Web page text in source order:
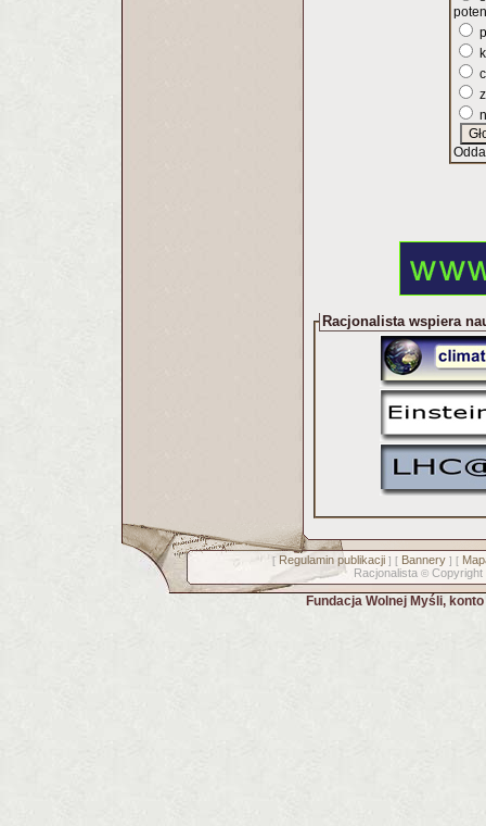
Racjonalista wspiera
[ Regulamin publikacji] [ Bannery] [
Racjonalista © Copyright
Fundacja Wolnej Myśli,